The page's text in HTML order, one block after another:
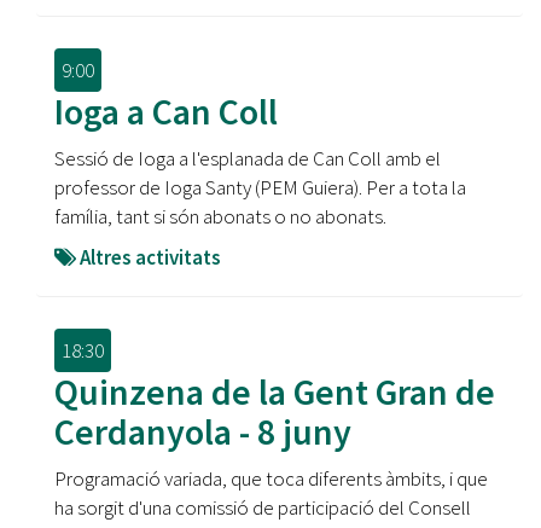
9:00
Ioga a Can Coll
Sessió de Ioga a l'esplanada de Can Coll amb el
professor de Ioga Santy (PEM Guiera). Per a tota la
família, tant si són abonats o no abonats.
Altres activitats
18:30
Quinzena de la Gent Gran de
Cerdanyola - 8 juny
Programació variada, que toca diferents àmbits, i que
ha sorgit d'una comissió de participació del Consell